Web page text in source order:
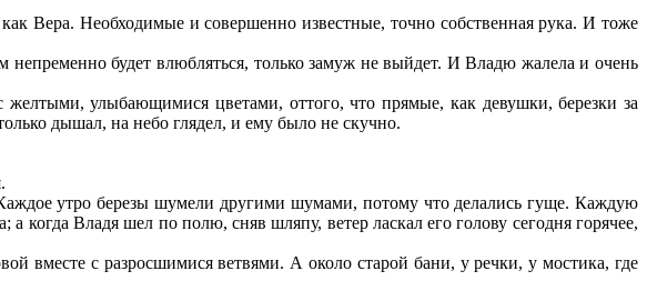
Вера. Необходимые и совершенно известные, точно собственная рука. И тоже
будет влюбляться, только замуж не выйдет. И Владю жалела и очень
улыбающимися цветами, оттого, что прямые, как девушки, березки за
дышал, на небо глядел, и ему было не скучно.
утро березы шумели другими шумами, потому что делались гуще. Каждую
а когда Владя шел по полю, сняв шляпу, ветер ласкал его голову сегодня горячее,
вместе с разросшимися ветвями. А около старой бани, у речки, у мостика, где